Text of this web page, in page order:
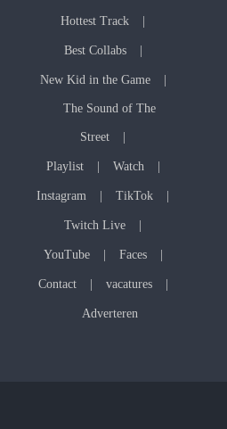
Hottest Track
Best Collabs
New Kid in the Game
The Sound of The
Street
Playlist Watch
Instagram TikTok
Twitch Live
YouTube Faces
Contact vacatures
Adverteren